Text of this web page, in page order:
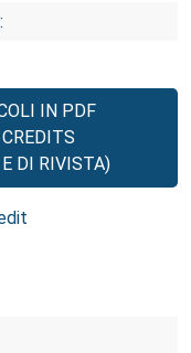
IN PDF
DI RIVISTA)